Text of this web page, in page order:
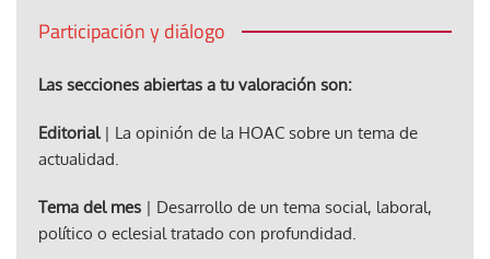
Participación y diálogo
Las secciones abiertas a tu valoración son:
Editorial| La opinión de la HOAC sobre un tema de
actualidad.
Tema del mes | Desarrollo de un tema social, laboral,
político o eclesial tratado con profundidad.